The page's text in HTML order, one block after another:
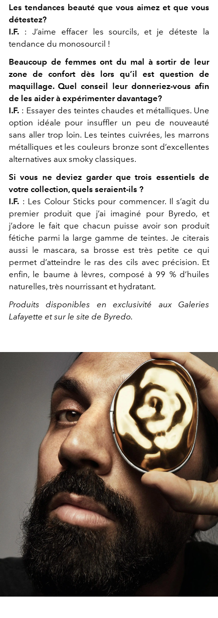
Les tendances beauté que vous aimez et que vous
détestez?
I.F. : J’aime effacer les sourcils, et je déteste la
tendance du monosourcil !
Beaucoup de femmes ont du mal à sortir de leur
zone de confort dès lors qu’il est question de
maquillage. Quel conseil leur donneriez-vous afin
de les aider à expérimenter davantage?
I.F. : Essayer des teintes chaudes et métalliques. Une
option idéale pour insuffler un peu de nouveauté
sans aller trop loin. Les teintes cuivrées, les marrons
métalliques et les couleurs bronze sont d’excellentes
alternatives aux smoky classiques.
Si vous ne deviez garder que trois essentiels de
votre collection, quels seraient-ils ?
I.F. : Les Colour Sticks pour commencer. Il s’agit du
premier produit que j’ai imaginé pour Byredo, et
j’adore le fait que chacun puisse avoir son produit
fétiche parmi la large gamme de teintes. Je citerais
aussi le mascara, sa brosse est très petite ce qui
permet d’atteindre le ras des cils avec précision. Et
enfin, le baume à lèvres, composé à 99 % d’huiles
naturelles, très nourrissant et hydratant.
Produits disponibles en exclusivité aux Galeries
Lafayette et sur le site de Byredo.